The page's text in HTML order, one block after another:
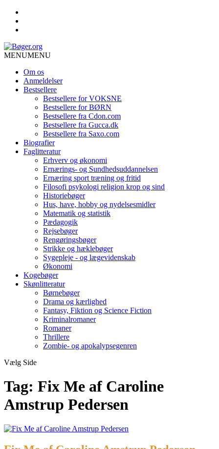
MENUMENU
Om os
Anmeldelser
Bestsellere
Bestsellere for VOKSNE
Bestsellere for BØRN
Bestsellere fra Cdon.com
Bestsellere fra Gucca.dk
Bestsellere fra Saxo.com
Biografier
Faglitteratur
Erhverv og økonomi
Ernærings- og Sundhedsuddannelsen
Ernæring sport træning og fritid
Filosofi psykologi religion krop og sind
Historiebøger
Hus, have, hobby og nydelsesmidler
Matematik og statistik
Pædagogik
Rejsebøger
Rengøringsbøger
Strikke og hæklebøger
Sygepleje - og lægevidenskab
Økonomi
Kogebøger
Skønlitteratur
Børnebøger
Drama og kærlighed
Fantasy, Fiktion og Science Fiction
Kriminalromaner
Romaner
Thrillere
Zombie- og apokalypsegenren
Vælg Side
Tag: Fix Me af Caroline
Amstrup Pedersen